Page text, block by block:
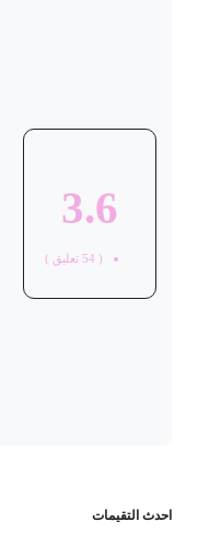
3.6
54 تعليق )
التقيمات